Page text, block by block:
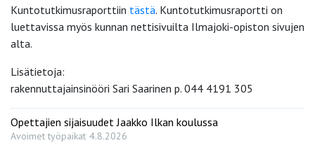
Kuntotutkimusraporttiin tästä. Kuntotutkimusraportti on
luettavissa myös kunnan nettisivuilta Ilmajoki-opiston sivujen
alta.
Lisätietoja:
rakennuttajainsinööri Sari Saarinen p. 044 4191 305
Opettajien sijaisuudet Jaakko Ilkan koulussa
Avoimet työpaikat 4.8.2026